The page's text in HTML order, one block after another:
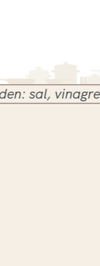
vinagre y